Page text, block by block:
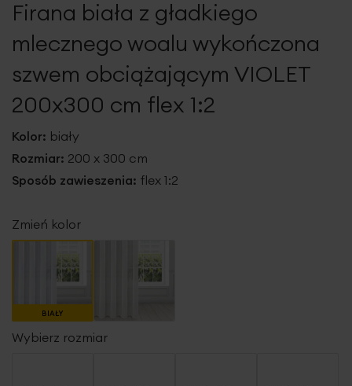
galeriiFirana biała z gładkiego
mlecznego woalu wykończona
szwem obciążającym VIOLET
200x300 cm flex 1:2
Kolor: biały
Rozmiar: 200 x 300 cm
Sposób zawieszenia: flex 1:2
Zmień kolor
BIAŁY
Wybierz rozmiar